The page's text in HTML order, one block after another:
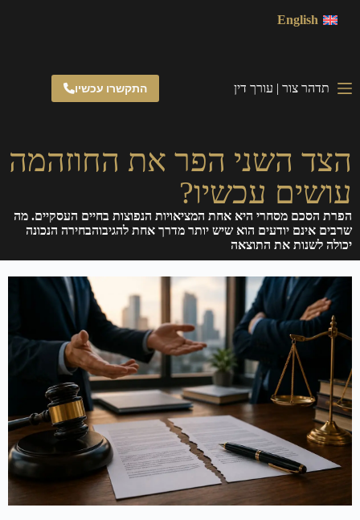
English
תדהר צור | עורך דין התקשרו עכשיו
הצד השני הפר את החוזהמה
עושים עכשיו?
הפרת הסכם מסחרי היא אחת המציאויות הנפוצות בחיים העסקיים. מה
שרבים אינם יודעים הוא שיש יותר מדרך אחת להגיבוהבחירה הנכונה
יכולה לשנות את התוצאה